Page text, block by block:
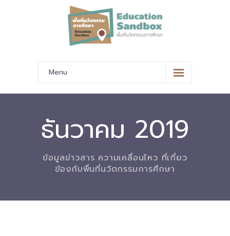
Menu
หน้าหลัก
-- มาตรฐานข้อมูลและมาตรฐานการแลกเปลี่ยนข้อมูล
-- สถานศึกษานำร่อง
-- วีดิทัศน์นำเสนอสถานศึกษานำร่อง
ธันวาคม 2019
ข้อมูลข่าวสาร ความเคลื่อนไหว ที่เกี่ยว
ข้องกับพื่นที่นวัตกรรมการศึกษา